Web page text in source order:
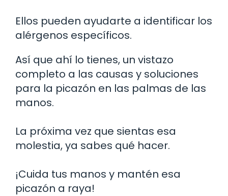
Ellos pueden ayudarte a identificar los
alérgenos específicos.
Así que ahí lo tienes, un vistazo
completo a las causas y soluciones
para la picazón en las palmas de las
manos.
La próxima vez que sientas esa
molestia, ya sabes qué hacer.
¡Cuida tus manos y mantén esa
picazón a raya!